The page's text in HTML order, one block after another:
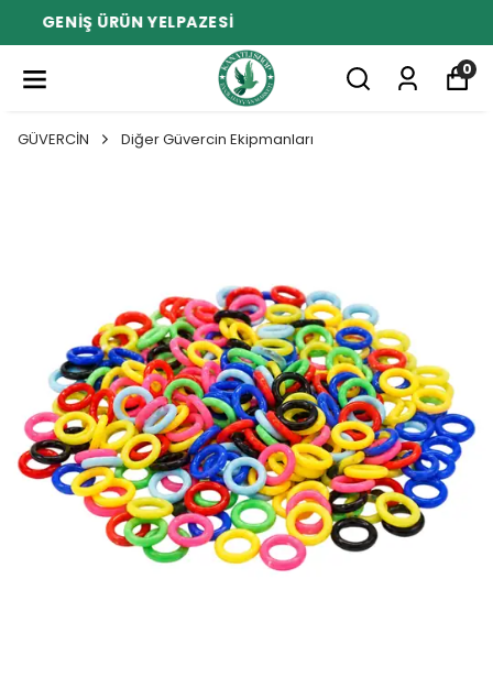
DOSTLARINIZ İÇİN EN İYİSİ
0
GÜVERCİN Diğer Güvercin Ekipmanları